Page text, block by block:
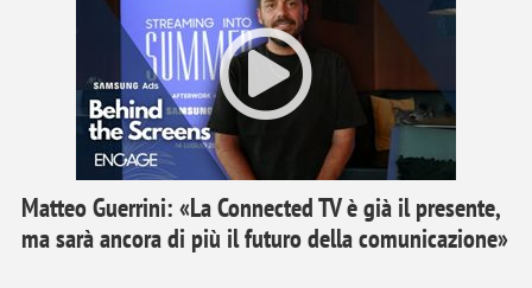
Matteo Guerrini: «La Connected TV è già il presente,
ma sarà ancora di più il futuro della comunicazione»